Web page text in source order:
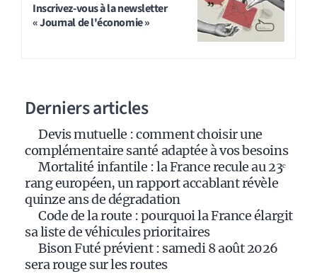
Inscrivez-vous à la newsletter
« Journal de l'économie »
Derniers articles
Devis mutuelle : comment choisir une
complémentaire santé adaptée à vos besoins
Mortalité infantile : la France recule au 23ᵉ
rang européen, un rapport accablant révèle
quinze ans de dégradation
Code de la route : pourquoi la France élargit
sa liste de véhicules prioritaires
Bison Futé prévient : samedi 8 août 2026
sera rouge sur les routes